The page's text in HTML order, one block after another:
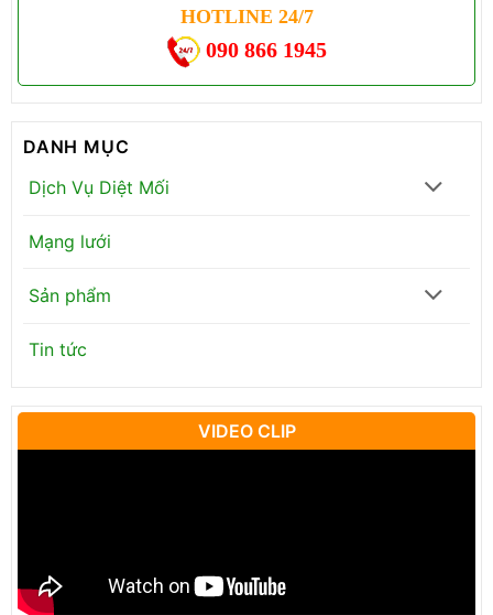
HOTLINE 24/7
090 866 1945
DANH MỤC
Dịch Vụ Diệt Mối
Mạng lưới
Sản phẩm
Tin tức
VIDEO CLIP